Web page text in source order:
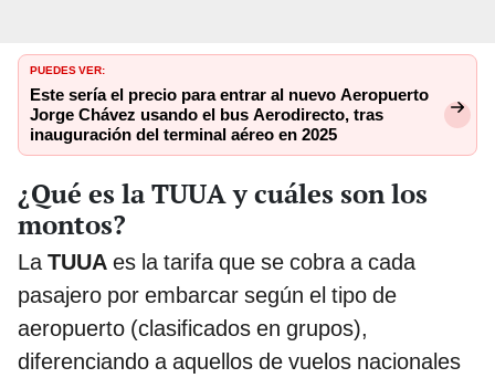
PUEDES VER:
Este sería el precio para entrar al nuevo Aeropuerto
Jorge Chávez usando el bus Aerodirecto, tras
inauguración del terminal aéreo en 2025
¿Qué es la TUUA y cuáles son los
montos?
LaTUUA es la tarifa que se cobra a cada
pasajero por embarcar según el tipo de
aeropuerto (clasificados en grupos),
diferenciando a aquellos de vuelos nacionales